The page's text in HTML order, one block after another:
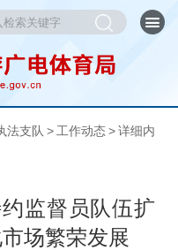
法支队 > 工作动态 > 详细内
监督员队伍扩
场繁荣发展